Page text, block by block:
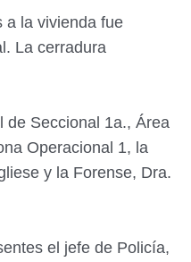
a la vivienda fue
La cerradura
de Seccional 1a., Área
Operacional 1, la
y la Forense, Dra.
el jefe de Policía,